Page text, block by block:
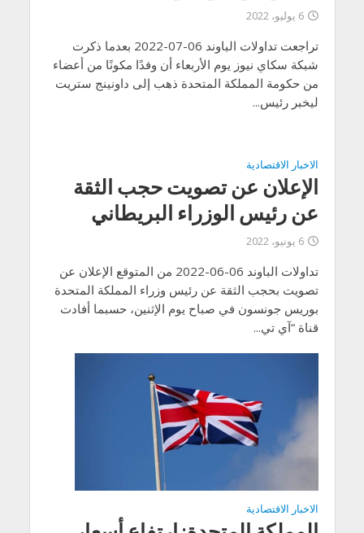
6 يوليو، 2022
تراجعت تداولات الباوند 06-07-2022 بعدما ذكرت
شبكة سكاي نيوز يوم الأربعاء أن وفدًا مكونًا من أعضاء
من حكومة المملكة المتحدة ذهب إلى داونينج ستريت
ليخبر رئيس...
الاخبار الاقتصادية
الإعلان عن تصويت حجب الثقة
عن رئيس الوزراء البريطاني
6 يونيو، 2022
تداولات الباوند 06-06-2022 من المتوقع الإعلان عن
تصويت بحجب الثقة عن رئيس وزراء المملكة المتحدة
بوريس جونسون في صباح يوم الإثنين، حسبما أفادت
قناة “آي تي...
الاخبار الاقتصادية